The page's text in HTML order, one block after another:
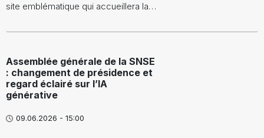
site emblématique qui accueillera la…
Assemblée générale de la SNSE
: changement de présidence et
regard éclairé sur l’IA
générative
09.06.2026 - 15:00